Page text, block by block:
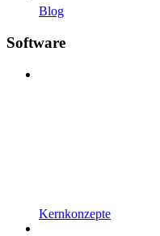
Blog
Software
Kernkonzepte